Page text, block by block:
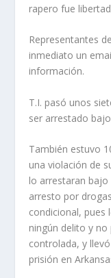
rapero fue
Representantes
inmediato un
información.
T.I. pasó unos
ser arrestado
También estuvo
una violación de
lo arrestaran bajo
arresto por
condicional, pues
ningún delito y no
controlada, y
prisión en